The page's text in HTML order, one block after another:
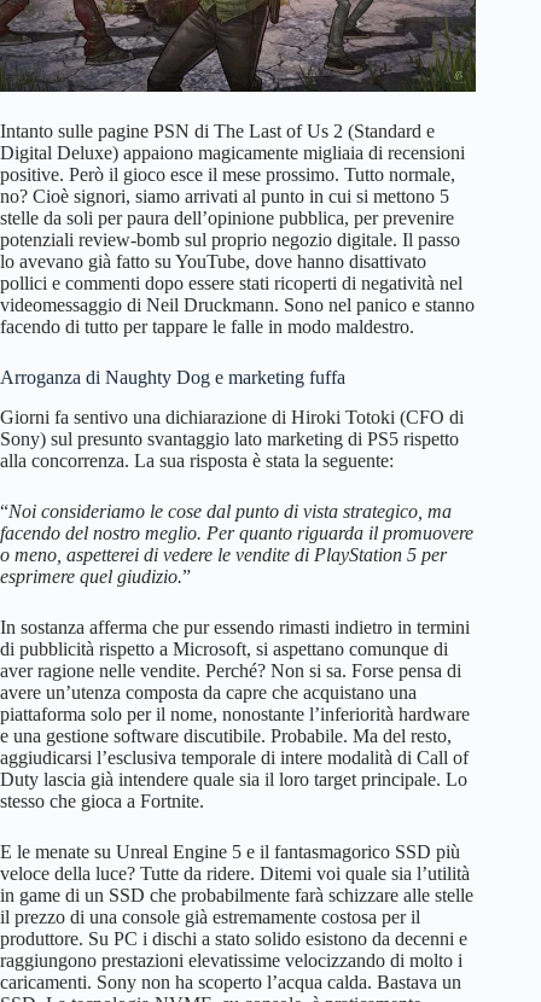
Intanto sulle pagine PSN di The Last of Us 2 (Standard e
Digital Deluxe) appaiono magicamente migliaia di recensioni
positive. Però il gioco esce il mese prossimo. Tutto normale,
no? Cioè signori, siamo arrivati al punto in cui si mettono 5
stelle da soli per paura dell’opinione pubblica, per prevenire
potenziali review-bomb sul proprio negozio digitale. Il passo
lo avevano già fatto su YouTube, dove hanno disattivato
pollici e commenti dopo essere stati ricoperti di negatività nel
videomessaggio di Neil Druckmann. Sono nel panico e stanno
facendo di tutto per tappare le falle in modo maldestro.
Arroganza di Naughty Dog e marketing fuffa
Giorni fa sentivo una dichiarazione di Hiroki Totoki (CFO di
Sony) sul presunto svantaggio lato marketing di PS5 rispetto
alla concorrenza. La sua risposta è stata la seguente:
“Noi consideriamo le cose dal punto di vista strategico, ma
facendo del nostro meglio. Per quanto riguarda il promuovere
o meno, aspetterei di vedere le vendite di PlayStation 5 per
esprimere quel giudizio.”
In sostanza afferma che pur essendo rimasti indietro in termini
di pubblicità rispetto a Microsoft, si aspettano comunque di
aver ragione nelle vendite. Perché? Non si sa. Forse pensa di
avere un’utenza composta da capre che acquistano una
piattaforma solo per il nome, nonostante l’inferiorità hardware
e una gestione software discutibile. Probabile. Ma del resto,
aggiudicarsi l’esclusiva temporale di intere modalità di Call of
Duty lascia già intendere quale sia il loro target principale. Lo
stesso che gioca a Fortnite.
E le menate su Unreal Engine 5 e il fantasmagorico SSD più
veloce della luce? Tutte da ridere. Ditemi voi quale sia l’utilità
in game di un SSD che probabilmente farà schizzare alle stelle
il prezzo di una console già estremamente costosa per il
produttore. Su PC i dischi a stato solido esistono da decenni e
raggiungono prestazioni elevatissime velocizzando di molto i
caricamenti. Sony non ha scoperto l’acqua calda. Bastava un